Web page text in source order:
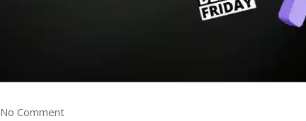
No Comment